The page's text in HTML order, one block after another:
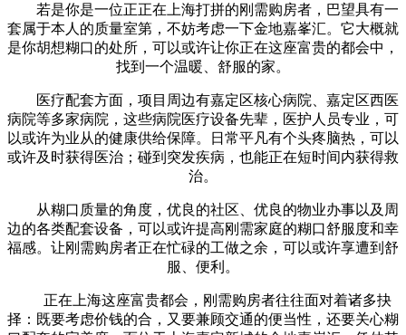
若是你是一位正正在上海打拼的刚需购房者，巴望具有一
套属于本人的质量室第，不妨考虑一下金地嘉峯汇。它大概就
是你胡想糊口的处所，可以或许让你正在这座富贵的都会中，
找到一个温暖、舒服的家。
医疗配套方面，项目周边有嘉定区核心病院、嘉定区西医
病院等多家病院，这些病院医疗设备先辈，医护人员专业，可
以或许为业从的健康供给保障。日常平凡有个头疼脑热，可以
或许及时获得医治；碰到突发疾病，也能正在短时间内获得救
治。
从糊口质量的角度，优良的社区、优良的物业办事以及周
边的各类配套设备，可以或许提高刚需家庭的糊口舒服度和幸
福感。让刚需购房者正在忙碌的工做之余，可以或许享遭到舒
服、便利。
正在上海这座富贵都会，刚需购房者往往面对着诸多抉
择：既要考虑价钱的合，又要兼顾交通的便当性，还要关心糊